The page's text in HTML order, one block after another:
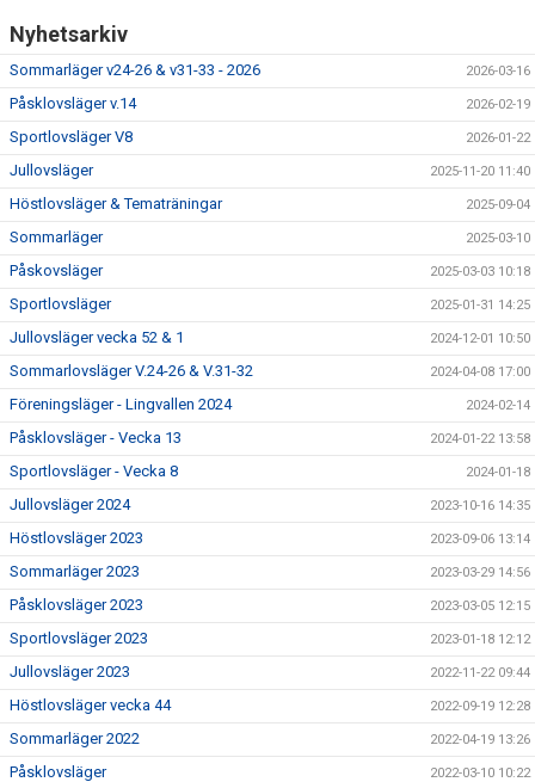
Nyhetsarkiv
Sommarläger v24-26 & v31-33 - 2026 2026-03-16
Påsklovsläger v.14 2026-02-19
Sportlovsläger V8 2026-01-22
Jullovsläger 2025-11-20 11:40
Höstlovsläger & Tematräningar 2025-09-04
Sommarläger 2025-03-10
Påskovsläger 2025-03-03 10:18
Sportlovsläger 2025-01-31 14:25
Jullovsläger vecka 52 & 1 2024-12-01 10:50
Sommarlovsläger V.24-26 & V.31-32 2024-04-08 17:00
Föreningsläger - Lingvallen 2024 2024-02-14
Påsklovsläger - Vecka 13 2024-01-22 13:58
Sportlovsläger - Vecka 8 2024-01-18
Jullovsläger 2024 2023-10-16 14:35
Höstlovsläger 2023 2023-09-06 13:14
Sommarläger 2023 2023-03-29 14:56
Påsklovsläger 2023 2023-03-05 12:15
Sportlovsläger 2023 2023-01-18 12:12
Jullovsläger 2023 2022-11-22 09:44
Höstlovsläger vecka 44 2022-09-19 12:28
Sommarläger 2022 2022-04-19 13:26
Påsklovsläger 2022-03-10 10:22